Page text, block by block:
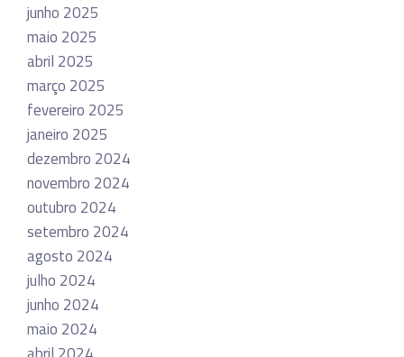
junho 2025
maio 2025
abril 2025
março 2025
fevereiro 2025
janeiro 2025
dezembro 2024
novembro 2024
outubro 2024
setembro 2024
agosto 2024
julho 2024
junho 2024
maio 2024